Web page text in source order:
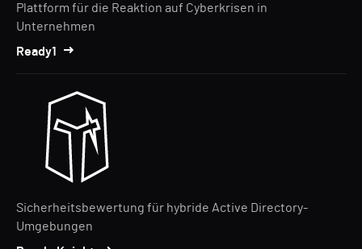
Plattform für die Reaktion auf Cyberkrisen in
Unternehmen
Ready1
Sicherheitsbewertung für hybride Active Directory-
Umgebungen